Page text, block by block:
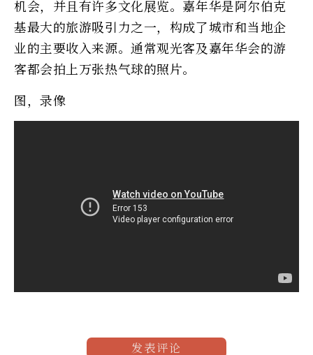
机会，并且有许多文化展览。嘉年华是阿尔伯克
基最大的旅游吸引力之一，构成了城市和当地企
业的主要收入来源。通常观光客及嘉年华会的游
客都会拍上万张热气球的照片。
图，录像
发表评论